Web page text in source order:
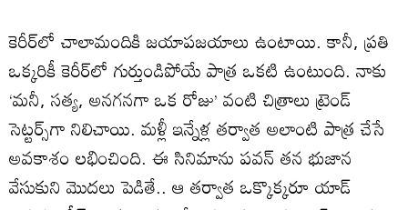
కెరీర్‌లో చాలామందికి జయాపజయాలు ఉంటాయి. కానీ, ప్రతి
ఒక్కరికీ కెరీర్‌లో గుర్తుండిపోయే పాత్ర ఒకటి ఉంటుంది. నాకు
‘మనీ, సత్య, అనగనగా ఒక రోజు’ వంటి చిత్రాలు ట్రెండ్
సెట్టర్స్‌గా నిలిచాయి. మళ్లీ ఇన్నేళ్ల తర్వాత అలాంటి పాత్ర చేసే
అవకాశం లభించింది. ఈ సినిమాను పవన్ తన భుజాన
వేసుకుని మొదలు పెడితే.. ఆ తర్వాత ఒక్కొక్కరూ యాడ్